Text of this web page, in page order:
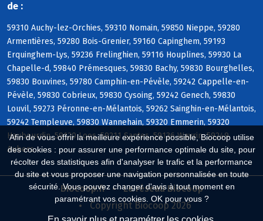
Afin de vous offrir la meilleure expérience possible, Biocoop utilise
des cookies : pour assurer une performance optimale du site, pour
récolter des statistiques afin d'analyser le trafic et la performance
du site et vous proposer une navigation personnalisée en toute
sécurité. Vous pouvez changer d'avis à tout moment en
paramétrant vos cookies. OK pour vous ?
de :
59310 Auchy-lez-Orchies, 59310 Nomain, 59850 Nieppe, 59280
Armentières, 59280 Bois-Grenier, 59160 Capinghem, 59193
Erquinghem-Lys, 59236 Frelinghien, 59116 Houplines, 59930 La
Chapelle-d, 59840 Prémesques, 59830 Bachy, 59830 Bourghelles,
59830 Bouvines, 59780 Camphin-en-Pévèle, 59242 Cappelle-en-
Pévèle, 59830 Cobrieux, 59830 Cysoing, 59242 Genech, 59830
Louvil, 59273 Péronne-en-Mélantois, 59262 Sainghin-en-Mélantois,
59242 Templeuve, 59830 Wannehain, 59320 Emmerin, 59320
Haubourdin, 59120 Loos, 59211 Santes, 59136 Wavrin, 59249
Aubers
Biocoop.fr
Le réseau Biocoop
Copyright Biocoop 2026